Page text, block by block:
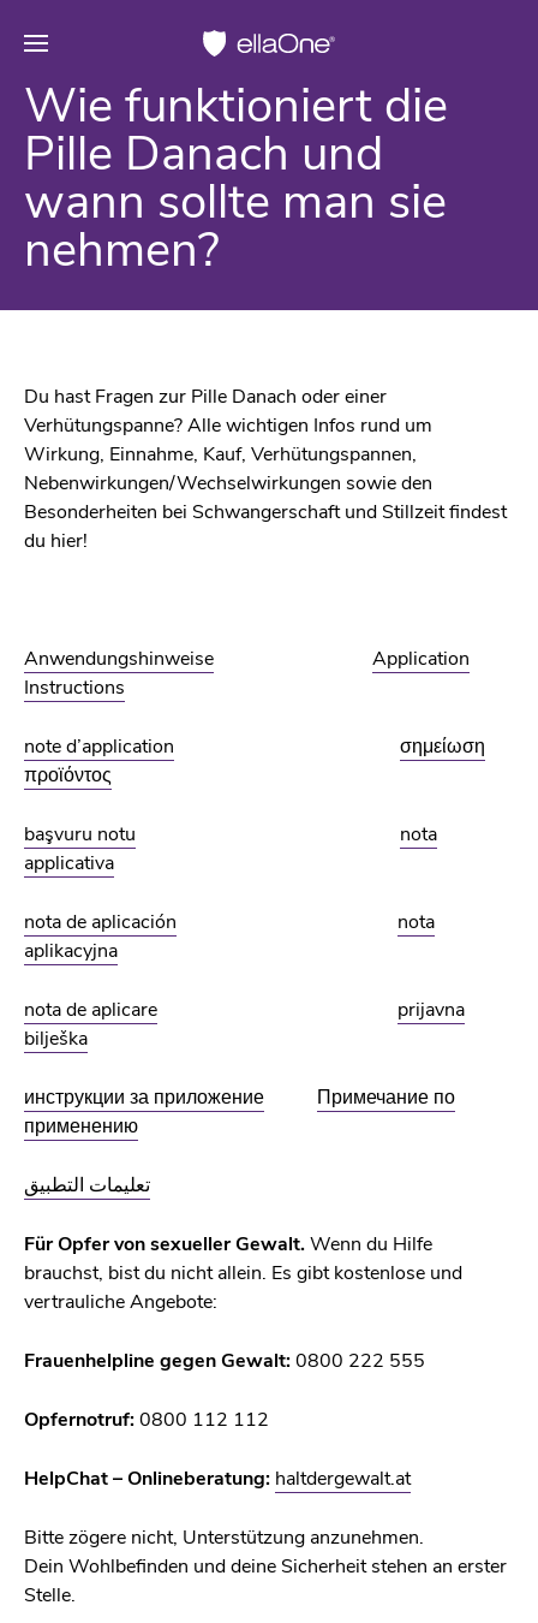
Wie funktioniert die
Pille Danach und
wann sollte man sie
nehmen?
Du hast Fragen zur Pille Danach oder einer
Verhütungspanne? Alle wichtigen Infos rund um
Wirkung, Einnahme, Kauf, Verhütungspannen,
Nebenwirkungen/Wechselwirkungen sowie den
Besonderheiten bei Schwangerschaft und Stillzeit findest
du hier!
Anwendungshinweise
Application
Instructions
note d’application
σημείωση
προϊόντος
başvuru notu
nota
applicativa
nota de aplicación
nota
aplikacyjna
nota de aplicare
prijavna
bilješka
инструкции за приложение
Примечание по
применению
تعليمات التطبيق
Für Opfer von sexueller Gewalt.Wenn du Hilfe
brauchst, bist du nicht allein. Es gibt kostenlose und
vertrauliche Angebote:
Frauenhelpline gegen Gewalt:0800 222 555
Opfernotruf:0800 112 112
HelpChat – Onlineberatung: haltdergewalt.at
Bitte zögere nicht, Unterstützung anzunehmen.
Dein Wohlbefinden und deine Sicherheit stehen an erster
Stelle.